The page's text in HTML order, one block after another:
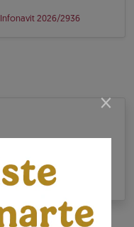
×
2026/2936
tu Aviso